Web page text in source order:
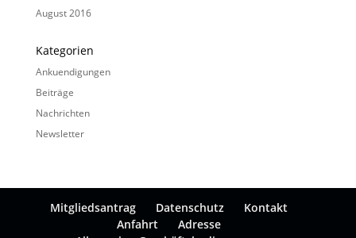
August 2016
Kategorien
Ankuendigungen
Beiträge
Nachrichten
Newsletter
Mitgliedsantrag Datenschutz
Kontakt
Anfahrt
Adresse